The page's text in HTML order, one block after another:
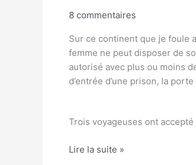
8 commentaires
Sur ce continent que je foule
femme ne peut disposer de
autorisé avec plus ou moins
d’entrée d’une prison, la
Trois voyageuses ont
Lire la suite »